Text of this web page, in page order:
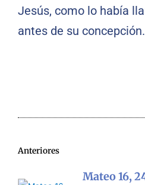
Jesús, como lo había
antes de su concepción.
Anteriores
Mateo 16,